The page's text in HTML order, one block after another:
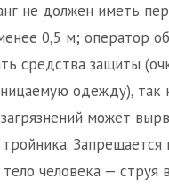
не должен иметь
0,5 м; оператор
средства защиты
одежду), так
может
Запрещается
тело человека — струя